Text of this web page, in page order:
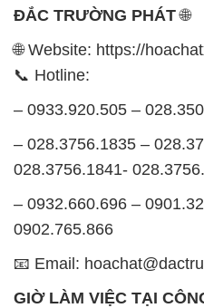
ĐẮC TRƯỜNG PHÁT🌐
🌐 Website: https://
📞 Hotline:
– 0933.920.505 –
– 028.3756.1835 –
028.3756.1841-
– 0932.660.696 –
0902.765.866
📧 Email:
GIỜ LÀM VIỆC TẠI